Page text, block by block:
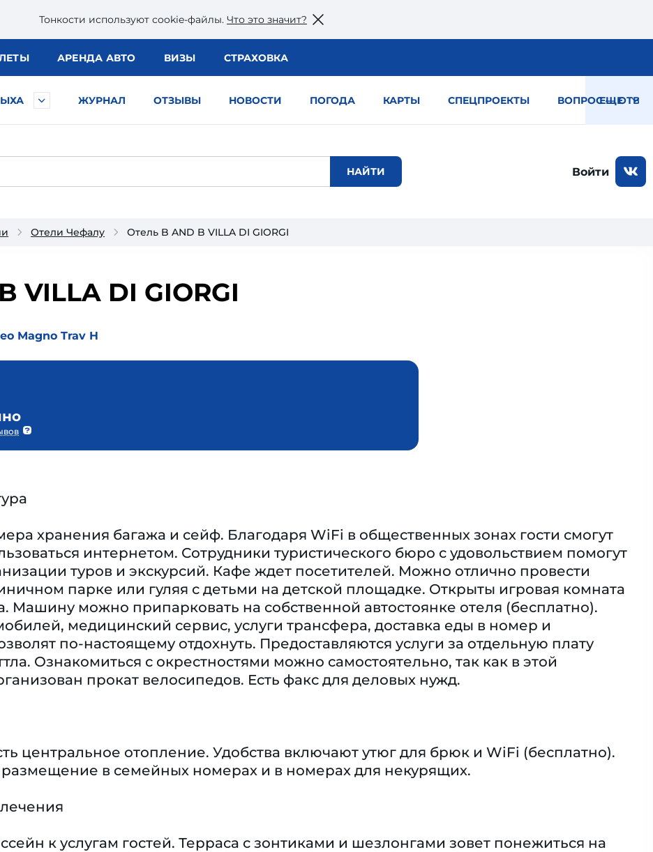
Тонкости используют сookie-файлы. Что это значит?
АРЕНДА АВТО ВИЗЫ СТРАХОВКА
ЖУРНАЛ ОТЗЫВЫ НОВОСТИ ПОГОДА КАРТЫ СПЕЦПРОЕКТЫ ВОПРОС — ОТВЕТ
ЕЩЕ
Войти
Отели Чефалу Отель B AND B VILLA DI GIORGI
VILLA DI GIORGI
Magno Trav H
хранения багажа и сейф. Благодаря WiFi в общественных зонах гости смогут
интернетом. Сотрудники туристического бюро с удовольствием помогут
туров и экскурсий. Кафе ждет посетителей. Можно отлично провести
парке или гуляя с детьми на детской площадке. Открыты игровая комната
Машину можно припарковать на собственной автостоянке отеля (бесплатно).
медицинский сервис, услуги трансфера, доставка еды в номер и
по-настоящему отдохнуть. Предоставляются услуги за отдельную плату
Ознакомиться с окрестностями можно самостоятельно, так как в этой
прокат велосипедов. Есть факс для деловых нужд.
центральное отопление. Удобства включают утюг для брюк и WiFi (бесплатно).
в семейных номерах и в номерах для некурящих.
к услугам гостей. Терраса с зонтиками и шезлонгами зовет понежиться на